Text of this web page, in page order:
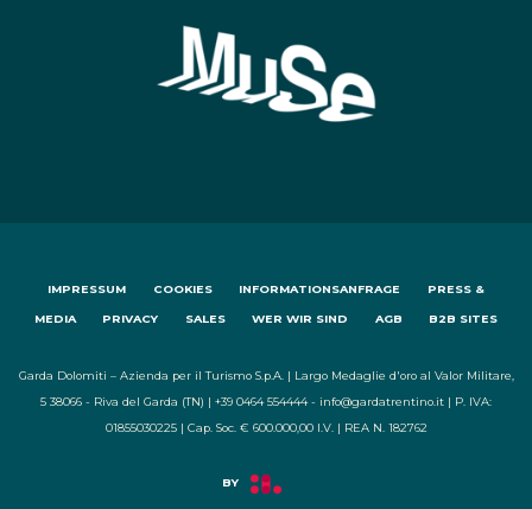
IMPRESSUM COOKIES INFORMATIONSANFRAGE PRESS &
MEDIA PRIVACY SALES WER WIR SIND AGB B2B SITES
Garda Dolomiti – Azienda per il Turismo S.p.A. | Largo Medaglie d'oro al Valor Militare,
5 38066 - Riva del Garda (TN) | +39 0464 554444 - info@gardatrentino.it | P. IVA:
01855030225 | Cap. Soc. € 600.000,00 I.V. | REA N. 182762